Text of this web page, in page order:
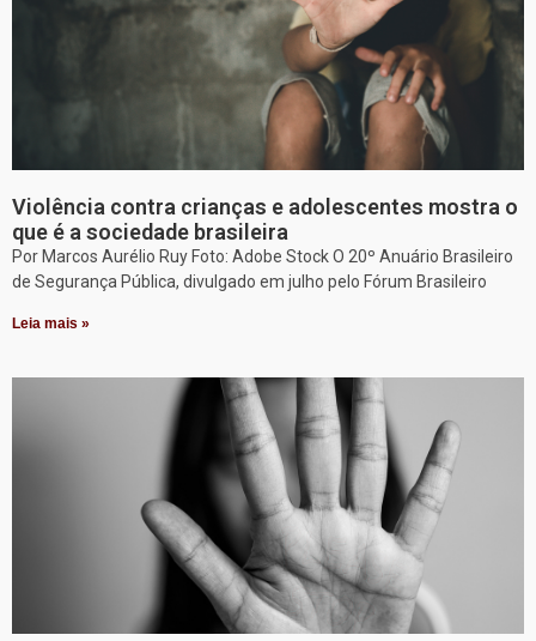
Violência contra crianças e adolescentes mostra o
que é a sociedade brasileira
Por Marcos Aurélio Ruy Foto: Adobe Stock O 20º Anuário Brasileiro
de Segurança Pública, divulgado em julho pelo Fórum Brasileiro
Leia mais »